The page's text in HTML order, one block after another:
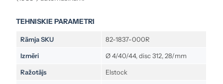
TEHNISKIE PARAMETRI
Rāmja SKU 82-1837-000R
Izmēri Ø 4/40/44, disc 312, 28/mm
Ražotājs Elstock